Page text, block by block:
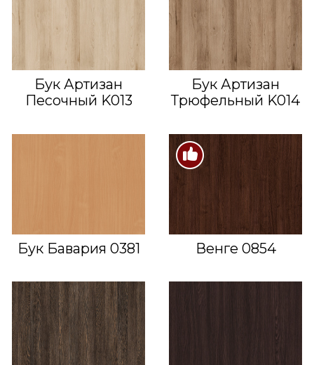
Бук Артизан
Песочный K013
Бук Артизан
Трюфельный K014
Бук Бавария 0381 Венге 0854